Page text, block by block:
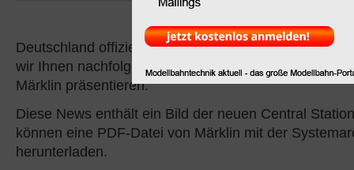
Central Station gestern
Deutschland offiziell in einer Pressemeldung
wir Ihnen nachfolgend zusammen mit den Bildern
Märklin präsentieren.
Diese News enthält ein Bild der neuen Central
können eine PDF-Datei von Märklin mit der
herunterladen.